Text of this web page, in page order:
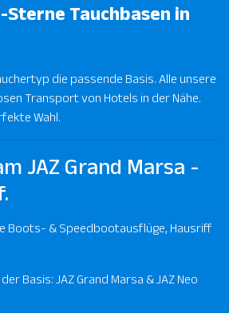
Sterne Tauchbasen in
die passende Basis. Alle unsere
Transport von Hotels in der Nähe.
Wahl.
JAZ Grand Marsa -
Boots- & Speedbootausflüge, Hausriff
Basis: JAZ Grand Marsa & JAZ Neo